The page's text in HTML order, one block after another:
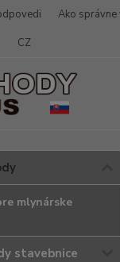
Ako
CZ
mlynárske
stavebnice